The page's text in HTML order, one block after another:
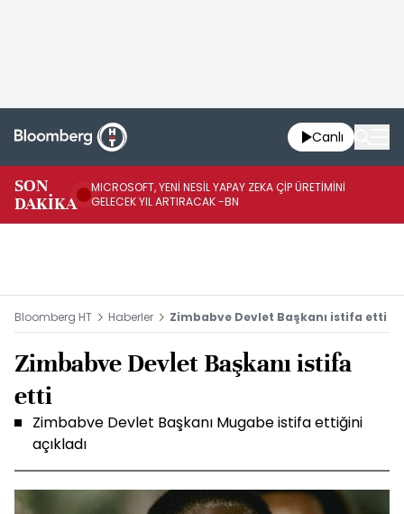
Canlı
SON
DAKİKA
MICROSOFT, YENİ NESİL YAPAY ZEKA ÇİP ÜRETİMİNİ
GELECEK YIL ARTIRACAK -BN
Bloomberg HT Haberler Zimbabve Devlet Başkanı istifa etti
Zimbabve Devlet Başkanı istifa
etti
Zimbabve Devlet Başkanı Mugabe istifa ettiğini
açıkladı